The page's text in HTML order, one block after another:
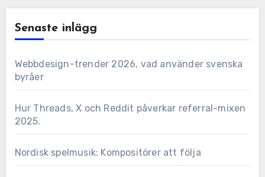
Senaste inlägg
Webbdesign-trender 2026, vad använder svenska
byråer
Hur Threads, X och Reddit påverkar referral-mixen
2025.
Nordisk spelmusik: Kompositörer att följa